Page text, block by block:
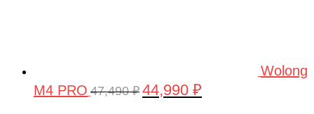
Wolong
M4 PRO 47,490₽ Первоначальная
44,990 ₽